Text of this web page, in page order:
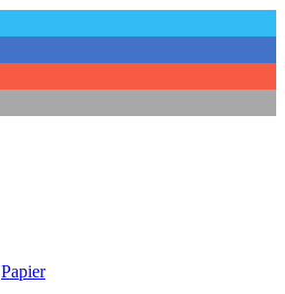
Papier